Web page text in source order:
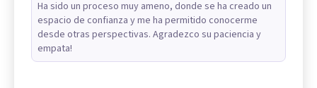
Ha sido un proceso muy ameno, donde se ha creado un
espacio de confianza y me ha permitido conocerme
desde otras perspectivas. Agradezco su paciencia y
empata!